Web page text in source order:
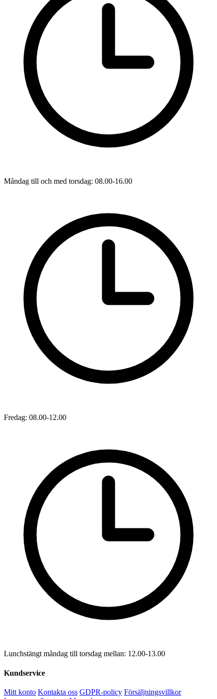
Måndag till och med torsdag: 08.00-16.00
Fredag: 08.00-12.00
Lunchstängt måndag till torsdag mellan: 12.00-13.00
Kundservice
Mitt konto Kontakta oss GDPR-policy Försäljningsvillkor